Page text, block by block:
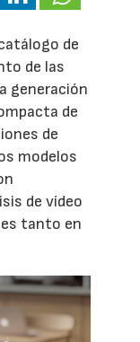
de
de las
generación
de
de
modelos
de vídeo
tanto en